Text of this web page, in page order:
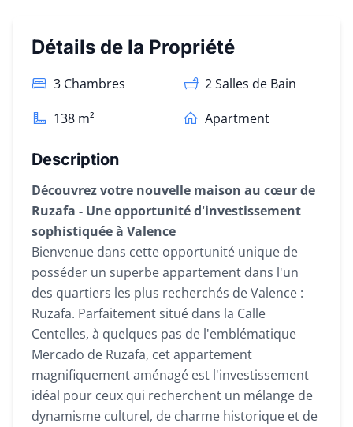
Détails de la Propriété
3 Chambres 2Salles de Bain
138 m² Apartment
Description
Découvrez votre nouvelle maison au cœur de
Ruzafa - Une opportunité d'investissement
sophistiquée à Valence
Bienvenue dans cette opportunité unique de
posséder un superbe appartement dans l'un
des quartiers les plus recherchés de Valence :
Ruzafa. Parfaitement situé dans la Calle
Centelles, à quelques pas de l'emblématique
Mercado de Ruzafa, cet appartement
magnifiquement aménagé est l'investissement
idéal pour ceux qui recherchent un mélange de
dynamisme culturel, de charme historique et de